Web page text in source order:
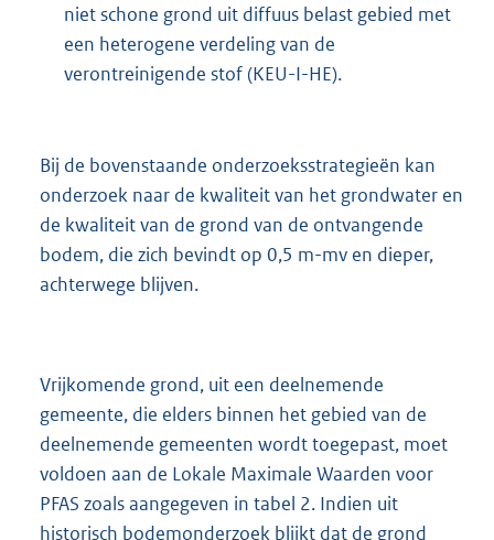
niet schone grond uit diffuus belast gebied met
een heterogene verdeling van de
verontreinigende stof (KEU-I-HE).
Bij de bovenstaande onderzoeksstrategieën kan
onderzoek naar de kwaliteit van het grondwater en
de kwaliteit van de grond van de ontvangende
bodem, die zich bevindt op 0,5 m-mv en dieper,
achterwege blijven.
Vrijkomende grond, uit een deelnemende
gemeente, die elders binnen het gebied van de
deelnemende gemeenten wordt toegepast, moet
voldoen aan de Lokale Maximale Waarden voor
PFAS zoals aangegeven in tabel 2. Indien uit
historisch bodemonderzoek blijkt dat de grond